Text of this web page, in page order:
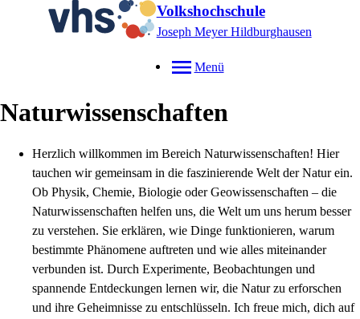
Volkshochschule
Joseph Meyer Hildburghausen
Menü
Naturwissenschaften
Herzlich willkommen im Bereich Naturwissenschaften! Hier
tauchen wir gemeinsam in die faszinierende Welt der Natur ein.
Ob Physik, Chemie, Biologie oder Geowissenschaften – die
Naturwissenschaften helfen uns, die Welt um uns herum besser
zu verstehen. Sie erklären, wie Dinge funktionieren, warum
bestimmte Phänomene auftreten und wie alles miteinander
verbunden ist. Durch Experimente, Beobachtungen und
spannende Entdeckungen lernen wir, die Natur zu erforschen
und ihre Geheimnisse zu entschlüsseln. Ich freue mich, dich auf